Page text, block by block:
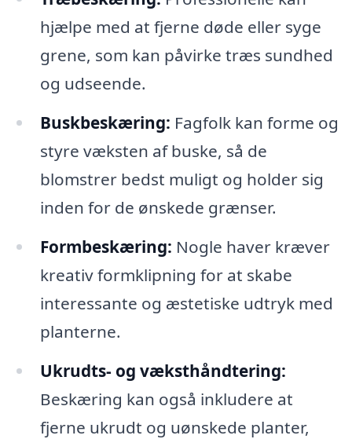
hjælpe med at fjerne døde eller syge
grene, som kan påvirke træs sundhed
og udseende.
Buskbeskæring: Fagfolk kan forme og
styre væksten af buske, så de
blomstrer bedst muligt og holder sig
inden for de ønskede grænser.
Formbeskæring: Nogle haver kræver
kreativ formklipning for at skabe
interessante og æstetiske udtryk med
planterne.
Ukrudts- og væksthåndtering:
Beskæring kan også inkludere at
fjerne ukrudt og uønskede planter,